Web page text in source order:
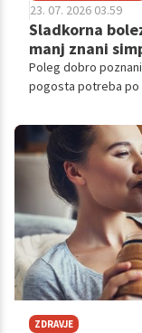
23. 07. 2026 03.59
Sladkorna
manj znani
Poleg dobro
pogosta potreba po
ZDRAVJE